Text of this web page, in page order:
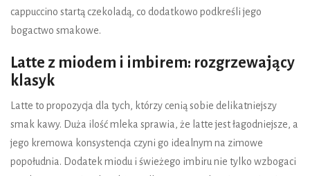
cappuccino startą czekoladą, co dodatkowo podkreśli jego
bogactwo smakowe.
Latte z miodem i imbirem: rozgrzewający
klasyk
Latte to propozycja dla tych, którzy cenią sobie delikatniejszy
smak kawy. Duża ilość mleka sprawia, że latte jest łagodniejsze, a
jego kremowa konsystencja czyni go idealnym na zimowe
popołudnia. Dodatek miodu i świeżego imbiru nie tylko wzbogaci